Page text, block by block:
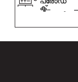
ക്ട്